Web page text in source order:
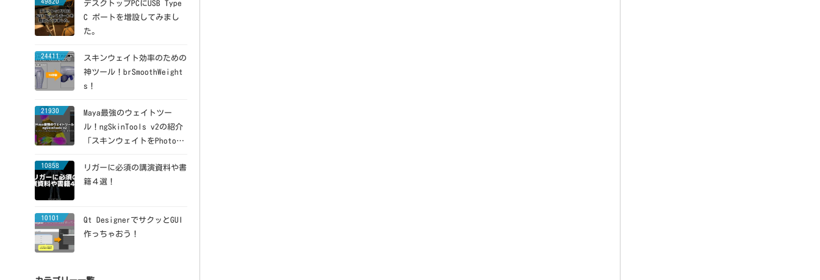
デスクトップPCにUSB Type
C ポートを増設してみまし
た。
24411
スキンウェイト効率のための
神ツール！brSmoothWeight
s！
21930
Maya最強のウェイトツー
ル！ngSkinTools v2の紹介
「スキンウェイトをPhotosh
10858
リガーに必須の講演資料や書
籍４選！
10101
Qt DesignerでサクッとGUI
作っちゃおう！